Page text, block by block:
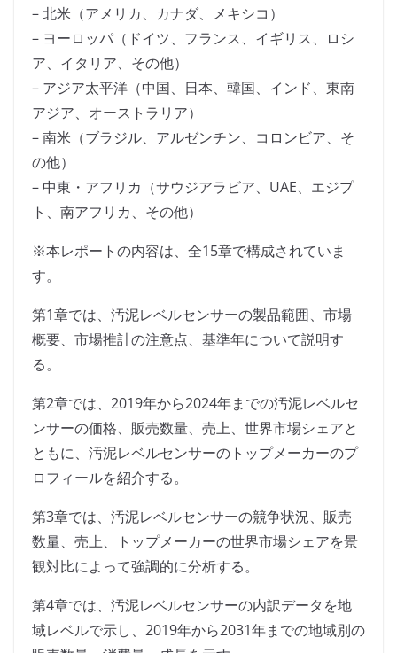
– 北米（アメリカ、カナダ、メキシコ）
– ヨーロッパ（ドイツ、フランス、イギリス、ロシ
ア、イタリア、その他）
– アジア太平洋（中国、日本、韓国、インド、東南
アジア、オーストラリア）
– 南米（ブラジル、アルゼンチン、コロンビア、そ
の他）
– 中東・アフリカ（サウジアラビア、UAE、エジプ
ト、南アフリカ、その他）
※本レポートの内容は、全15章で構成されていま
す。
第1章では、汚泥レベルセンサーの製品範囲、市場
概要、市場推計の注意点、基準年について説明す
る。
第2章では、2019年から2024年までの汚泥レベルセ
ンサーの価格、販売数量、売上、世界市場シェアと
ともに、汚泥レベルセンサーのトップメーカーのプ
ロフィールを紹介する。
第3章では、汚泥レベルセンサーの競争状況、販売
数量、売上、トップメーカーの世界市場シェアを景
観対比によって強調的に分析する。
第4章では、汚泥レベルセンサーの内訳データを地
域レベルで示し、2019年から2031年までの地域別の